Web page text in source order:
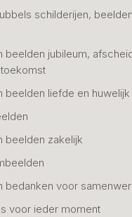
schilderijen,
beelden jubileum,
beelden liefde en huwelijk
beelden zakelijk
bedanken voor
voor ieder moment